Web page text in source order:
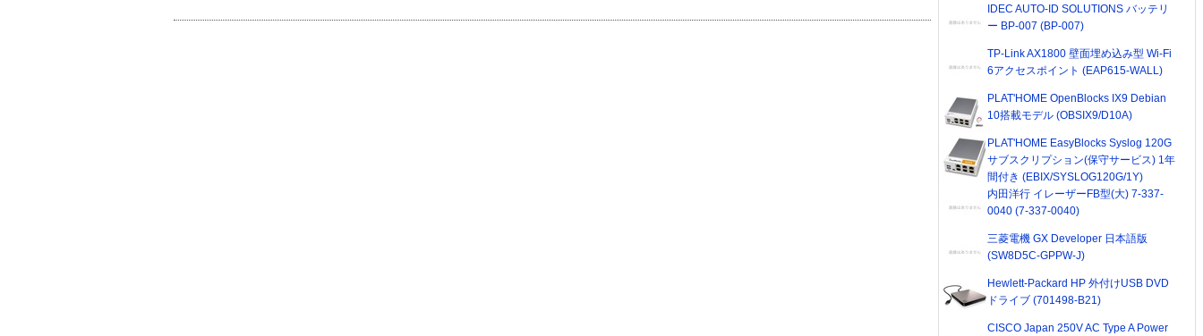
IDEC AUTO-ID SOLUTIONS バッテリ
ー BP-007 (BP-007)
TP-Link AX1800 壁面埋め込み型 Wi-Fi
6アクセスポイント (EAP615-WALL)
PLAT'HOME OpenBlocks IX9 Debian
10搭載モデル (OBSIX9/D10A)
PLAT'HOME EasyBlocks Syslog 120G
サブスクリプション(保守サービス) 1年
間付き (EBIX/SYSLOG120G/1Y)
内田洋行 イレーザーFB型(大) 7-337-
0040 (7-337-0040)
三菱電機 GX Developer 日本語版
(SW8D5C-GPPW-J)
Hewlett-Packard HP 外付けUSB DVD
ドライブ (701498-B21)
CISCO Japan 250V AC Type A Power